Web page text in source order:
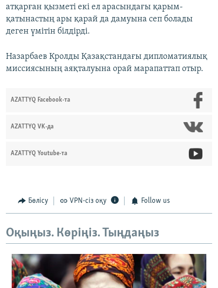
атқарған қызметі екі ел арасындағы қарым-
қатынастың ары қарай да дамуына сеп болады
деген үмітін білдірді.
Назарбаев Кролды Қазақстандағы дипломатиялық
миссиясының аяқталуына орай марапаттап отыр.
AZATTYQ Facebook-та
AZATTYQ VK-да
AZATTYQ Youtube-та
Бөлісу VPN-сіз оқу Follow us
Оқыңыз. Көріңіз. Тыңдаңыз